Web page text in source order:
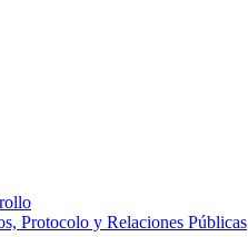
Protocolo y Relaciones Públicas